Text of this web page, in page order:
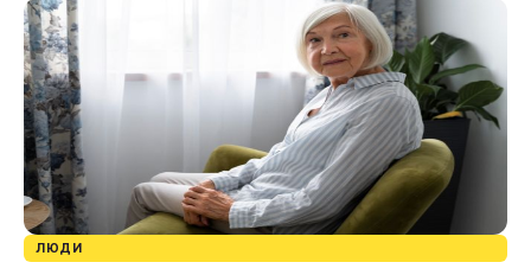
ЛЮДИ